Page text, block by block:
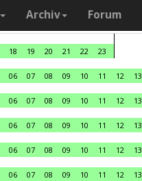
Archiv Forum
18 19 20 21 22
23
06 07 08 09 10 11 12 13
06 07 08 09 10 11 12 13
06 07 08 09 10 11 12 13
06 07 08 09 10 11 12 13
06 07 08 09 10 11 12 13